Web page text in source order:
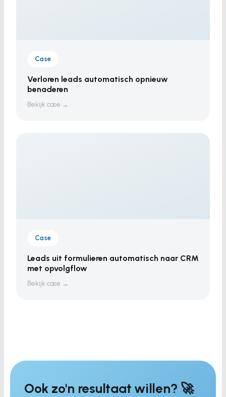
Case
Verloren leads automatisch opnieuw
benaderen
Bekijk case →
Case
Leads uit formulieren automatisch naar CRM
met opvolgflow
Bekijk case →
Ook zo'n resultaat willen? 🚀